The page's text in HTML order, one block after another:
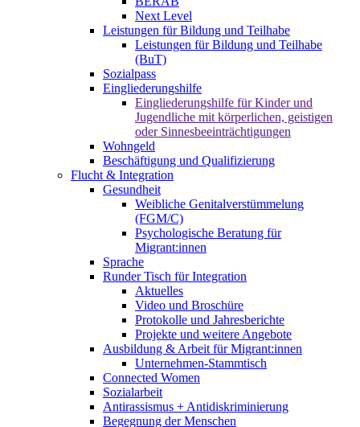
Next Level
Leistungen für Bildung und Teilhabe
Leistungen für Bildung und Teilhabe
(BuT)
Sozialpass
Eingliederungshilfe
Eingliederungshilfe für Kinder und
Jugendliche mit körperlichen, geistigen
oder Sinnesbeeinträchtigungen
Wohngeld
Beschäftigung und Qualifizierung
Flucht & Integration
Gesundheit
Weibliche Genitalverstümmelung
(FGM/C)
Psychologische Beratung für
Migrant:innen
Sprache
Runder Tisch für Integration
Aktuelles
Video und Broschüre
Protokolle und Jahresberichte
Projekte und weitere Angebote
Ausbildung & Arbeit für Migrant:innen
Unternehmen-Stammtisch
Connected Women
Sozialarbeit
Antirassismus + Antidiskriminierung
Begegnung der Menschen